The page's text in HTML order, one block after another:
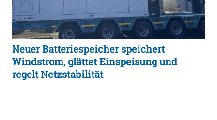
Neuer Batteriespeicher speichert
Windstrom, glättet Einspeisung und
regelt Netzstabilität